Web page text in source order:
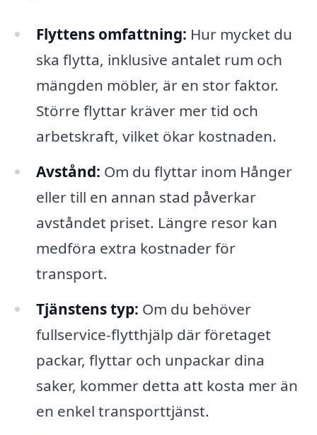
Flyttens omfattning: Hur mycket du
ska flytta, inklusive antalet rum och
mängden möbler, är en stor faktor.
Större flyttar kräver mer tid och
arbetskraft, vilket ökar kostnaden.
Avstånd: Om du flyttar inom Hånger
eller till en annan stad påverkar
avståndet priset. Längre resor kan
medföra extra kostnader för
transport.
Tjänstens typ: Om du behöver
fullservice-flytthjälp där företaget
packar, flyttar och unpackar dina
saker, kommer detta att kosta mer än
en enkel transporttjänst.